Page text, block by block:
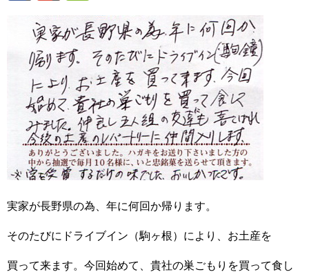
実家が長野県の為、年に何回か帰ります。
そのたびにドライブイン（駒ヶ根）により、お土産を
買って来ます。今回始めて、貴社の巣ごもりを買って食し